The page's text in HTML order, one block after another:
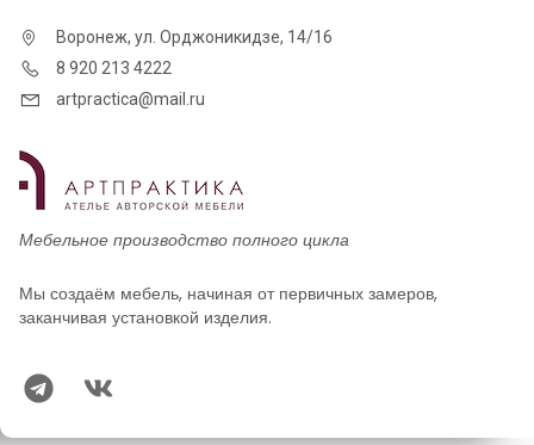
Воронеж, ул. Орджоникидзе, 14/16
8 920 213 4222
artpractica@mail.ru
Мебельное производство полного цикла
Мы создаём мебель, начиная от первичных замеров,
заканчивая установкой изделия.